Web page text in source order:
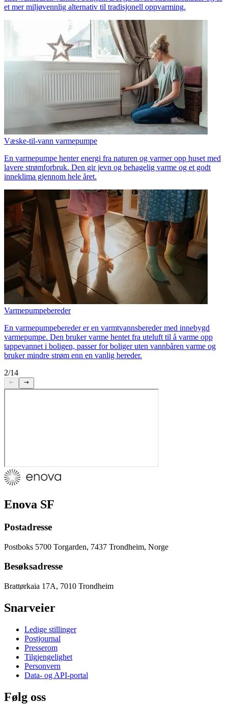
et mer miljøvennlig alternativ til tradisjonell oppvarming.
Væske-til-vann varmepumpe
En varmepumpe henter energi fra naturen og varmer opp huset med
lavere strømforbruk. Den gir jevn og behagelig varme og et godt
inneklima gjennom hele året.
Varmepumpebereder
En varmepumpebereder er en varmtvannsbereder med innebygd
varmepumpe. Den bruker varme hentet fra uteluft til å varme opp
tappevannet i boligen, passer for boliger uten vannbåren varme og
bruker mindre strøm enn en vanlig bereder.
2/14
Enova SF
Postadresse
Postboks 5700 Torgarden, 7437 Trondheim, Norge
Besøksadresse
Brattørkaia 17A, 7010 Trondheim
Snarveier
Ledige stillinger
Postjournal
Presserom
Tilgjengelighet
Personvern
Data- og API-portal
Følg oss